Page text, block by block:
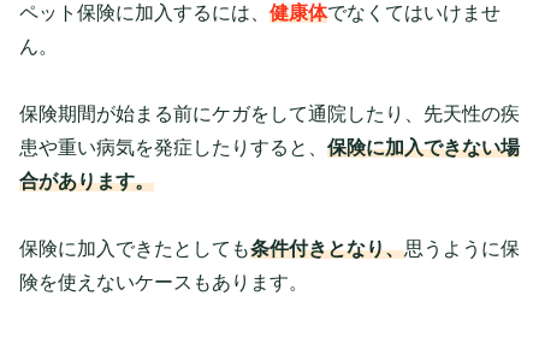
ペット保険に加入するには、 健康体でなくてはいけませ
ん。
保険期間が始まる前にケガをして通院したり、先天性の疾
患や重い病気を発症したりすると、 保険に加入できない場
合があります。
保険に加入できたとしても条件付きとなり、思うように保
険を使えないケースもあります。